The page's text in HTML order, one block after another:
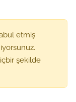
etmiş
şekilde